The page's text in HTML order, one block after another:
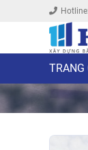
TRANG